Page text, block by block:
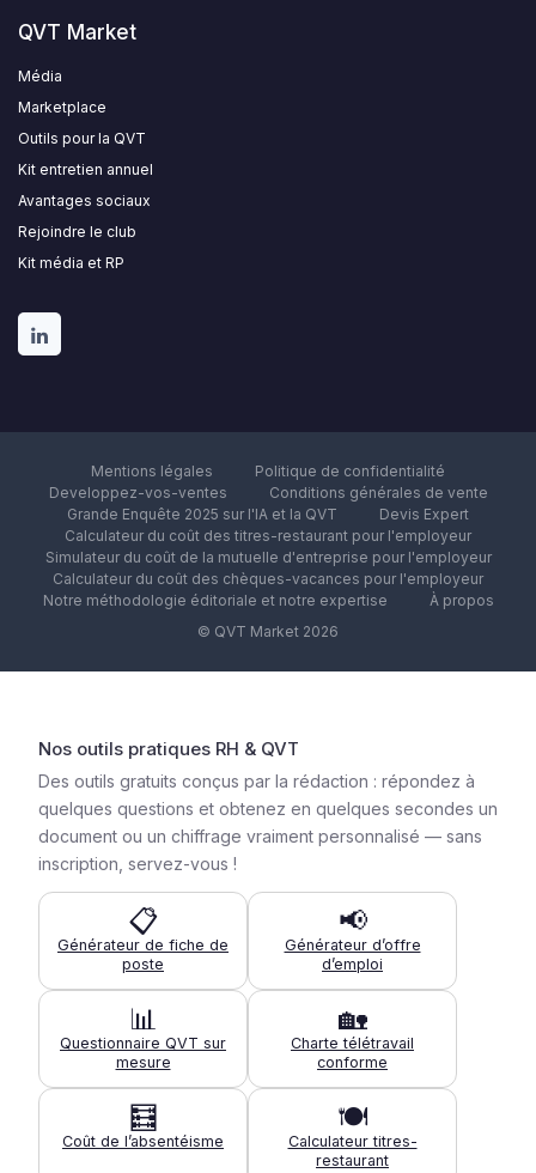
QVT Market
Média
Marketplace
Outils pour la QVT
Kit entretien annuel
Avantages sociaux
Rejoindre le club
Kit média et RP
Mentions légales
Politique de confidentialité
Developpez-vos-ventes
Conditions générales de vente
Grande Enquête 2025 sur l'IA et la QVT
Devis Expert
Calculateur du coût des titres-restaurant pour l'employeur
Simulateur du coût de la mutuelle d'entreprise pour l'employeur
Calculateur du coût des chèques-vacances pour l'employeur
Notre méthodologie éditoriale et notre expertise
À propos
© QVT Market 2026
Nos outils pratiques RH & QVT
Des outils gratuits conçus par la rédaction : répondez à
quelques questions et obtenez en quelques secondes un
document ou un chiffrage vraiment personnalisé — sans
inscription, servez-vous !
📋
Générateur de fiche de
poste
📢
Générateur d’offre
d’emploi
📊
Questionnaire QVT sur
mesure
🏡
Charte télétravail
conforme
🧮
Coût de l’absentéisme
🍽️
Calculateur titres-
restaurant